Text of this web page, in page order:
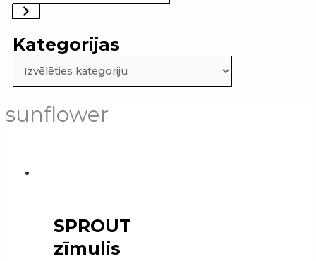
Kategorijas
sunflower
SPROUT
zīmulis